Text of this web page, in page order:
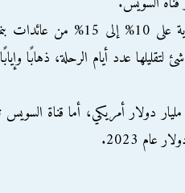
ولفت "كيجانو" إلى حصول قناة السويس